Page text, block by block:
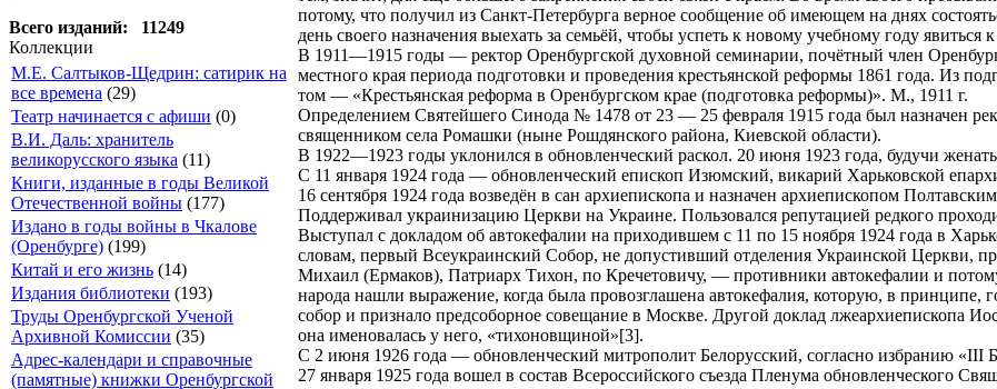
Всего изданий: 11249
Коллекции
М.Е. Салтыков-Щедрин: сатирик на
все времена (29)
Театр начинается с афиши (0)
В.И. Даль: хранитель
великорусского языка (11)
Книги, изданные в годы Великой
Отечественной войны (177)
Издано в годы войны в Чкалове
(Оренбурге) (199)
Китай и его жизнь (14)
Издания библиотеки (193)
Труды Оренбургской Ученой
Архивной Комиссии (35)
Адрес-календари и справочные
(памятные) книжки Оренбургской
потому, что получил из Санкт-Петербурга верное сообщение об имеющем на днях
день своего назначения выехать за семьёй, чтобы успеть к новому учебному году явиться
В 1911—1915 годы — ректор Оренбургской духовной семинарии, почётный член
местного края периода подготовки и проведения крестьянской реформы 1861 года. Из
том — «Крестьянская реформа в Оренбургском крае (подготовка реформы)». М., 1911 г.
Определением Святейшего Синода № 1478 от 23 — 25 февраля 1915 года был назначен
священником села Ромашки (ныне Рошдянского района, Киевской области).
В 1922—1923 годы уклонился в обновленческий раскол. 20 июня 1923 года, будучи
С 11 января 1924 года — обновленческий епископ Изюмский, викарий Харьковской
16 сентября 1924 года возведён в сан архиепископа и назначен архиепископом
Поддерживал украинизацию Церкви на Украине. Пользовался репутацией редкого
Выступал с докладом об автокефалии на приходившем с 11 по 15 ноября 1924 года в
словам, первый Всеукраинский Собор, не допустивший отделения Украинской Церкви,
Михаил (Ермаков), Патриарх Тихон, по Кречетовичу, — противники автокефалии и
народа нашли выражение, когда была провозглашена автокефалия, которую, в принципе,
собор и признало предсоборное совещание в Москве. Другой доклад лжеархиепископа
она именовалась у него, «тихоновщиной»[3].
С 2 июня 1926 года — обновленческий митрополит Белорусский, согласно избранию «III
27 января 1925 года вошел в состав Всероссийского съезда Пленума обновленческого